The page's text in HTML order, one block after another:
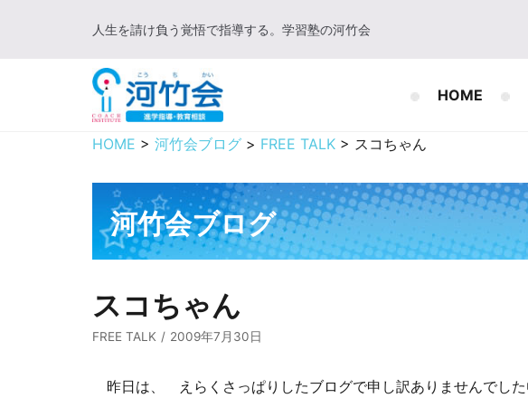
人生を請け負う覚悟で指導する。学習塾の河竹会
HOME
HOME > 河竹会ブログ > FREE TALK > スコちゃん
河竹会ブログ
スコちゃん
FREE TALK 2009年7月30日
昨日は、 えらくさっぱりしたブログで申し訳ありませんでした